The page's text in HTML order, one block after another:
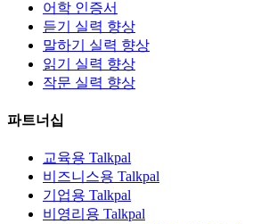
어학 인증서
듣기 실력 향상
말하기 실력 향상
읽기 실력 향상
작문 실력 향상
파트너십
교육용 Talkpal
비즈니스용 Talkpal
기업용 Talkpal
비영리용 Talkpal